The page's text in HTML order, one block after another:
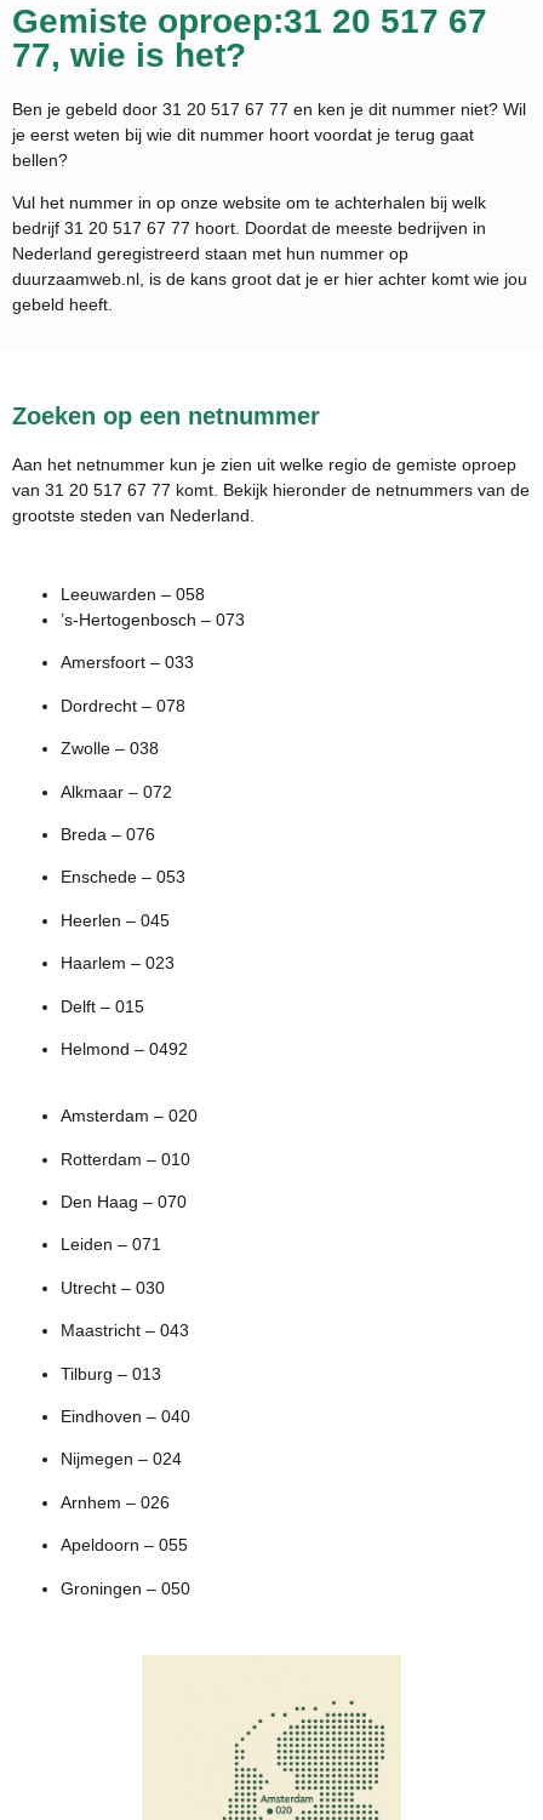
Gemiste oproep:31 20 517 67
77, wie is het?
Ben je gebeld door 31 20 517 67 77 en ken je dit nummer niet? Wil
je eerst weten bij wie dit nummer hoort voordat je terug gaat
bellen?
Vul het nummer in op onze website om te achterhalen bij welk
bedrijf 31 20 517 67 77 hoort. Doordat de meeste bedrijven in
Nederland geregistreerd staan met hun nummer op
duurzaamweb.nl, is de kans groot dat je er hier achter komt wie jou
gebeld heeft.
Zoeken op een netnummer
Aan het netnummer kun je zien uit welke regio de gemiste oproep
van 31 20 517 67 77 komt. Bekijk hieronder de netnummers van de
grootste steden van Nederland.
Leeuwarden – 058
’s-Hertogenbosch – 073
Amersfoort – 033
Dordrecht – 078
Zwolle – 038
Alkmaar – 072
Breda – 076
Enschede – 053
Heerlen – 045
Haarlem – 023
Delft – 015
Helmond – 0492
Amsterdam – 020
Rotterdam – 010
Den Haag – 070
Leiden – 071
Utrecht – 030
Maastricht – 043
Tilburg – 013
Eindhoven – 040
Nijmegen – 024
Arnhem – 026
Apeldoorn – 055
Groningen – 050